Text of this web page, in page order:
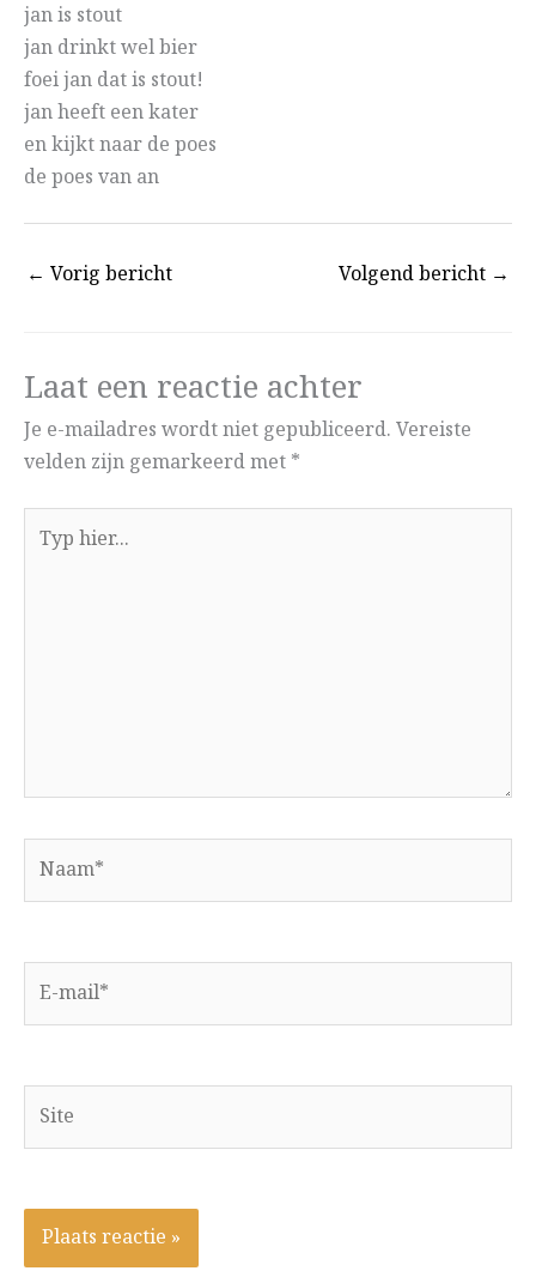
jan is stout
jan drinkt wel bier
foei jan dat is stout!
jan heeft een kater
en kijkt naar de poes
de poes van an
← Vorig bericht Volgend bericht →
Laat een reactie achter
Je e-mailadres wordt niet gepubliceerd. Vereiste
velden zijn gemarkeerd met *
hier...
mail*
Site